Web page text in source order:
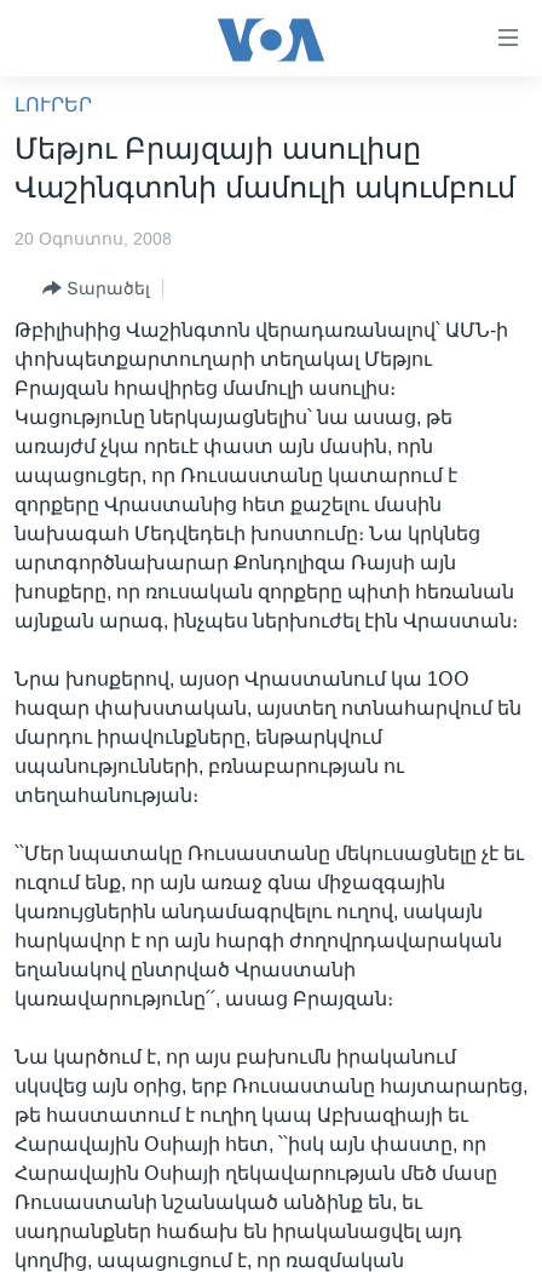
հիմնական
բովանդակությանը
անցնել
հիմնական
բովանդակությանը
բովանդակություն
ԼՈՒՐԵՐ
ՖԻԼՄԵՐ
ՖԻԼՄԵՐ
IN ENGLISH
ՄԵՐ ՄԱՍԻՆ
ՄԵՐ ՄԱՍԻՆ
«ԱՄԵՐԻԿԱՅԻ ՁԱՅՆ»-Ի ԿԱՆՈՆԱԴՐՈՒԹՅՈՒՆ
ԿԱՊ ՄԵԶ ՀԵՏ
ՈՒԿՐԱԻՆԱԿԱՆ ՊԱՏԵՐԱԶՄ
Learning English
ՀԵՏԵՒԵՔ ՄԵԶ
Լեզուներ
ԼՈՒՐԵՐ
Մեթյու Բրայզայի ասուլիսը
Վաշինգտոնի մամուլի ակումբում
20 Օգոստոս, 2008
Տարածել
Թբիլիսիից Վաշինգտոն վերադառանալով՝ ԱՄՆ-ի
փոխպետքարտուղարի տեղակալ Մեթյու
Բրայզան հրավիրեց մամուլի ասուլիս։
Կացությունը ներկայացնելիս՝ նա ասաց, թե
առայժմ չկա որեւէ փաստ այն մասին, որն
ապացուցեր, որ Ռուսաստանը կատարում է
զորքերը Վրաստանից հետ քաշելու մասին
նախագահ Մեդվեդեւի խոստումը։ Նա կրկնեց
արտգործնախարար Քոնդոլիզա Ռայսի այն
խոսքերը, որ ռուսական զորքերը պիտի հեռանան
այնքան արագ, ինչպես ներխուժել էին Վրաստան։
Նրա խոսքերով, այսօր Վրաստանում կա 1ՕՕ
հազար փախստական, այստեղ ոտնահարվում են
մարդու իրավունքները, ենթարկվում
սպանությունների, բռնաբարության ու
տեղահանության։
՝՝Մեր նպատակը Ռուսաստանը մեկուսացնելը չէ եւ
ուզում ենք, որ այն առաջ գնա միջազգային
կառույցներին անդամագրվելու ուղով, սակայն
հարկավոր է որ այն հարգի ժողովրդավարական
եղանակով ընտրված Վրաստանի
կառավարությունը՛՛, ասաց Բրայզան։
Նա կարծում է, որ այս բախումն իրականում
սկսվեց այն օրից, երբ Ռուսաստանը հայտարարեց,
թե հաստատում է ուղիղ կապ Աբխազիայի եւ
Հարավային Օսիայի հետ, ՝՝իսկ այն փաստը, որ
Հարավային Օսիայի ղեկավարության մեծ մասը
Ռուսաստանի նշանակած անձինք են, եւ
սադրանքներ հաճախ են իրականացվել այդ
կողմից, ապացուցում է, որ ռազմական